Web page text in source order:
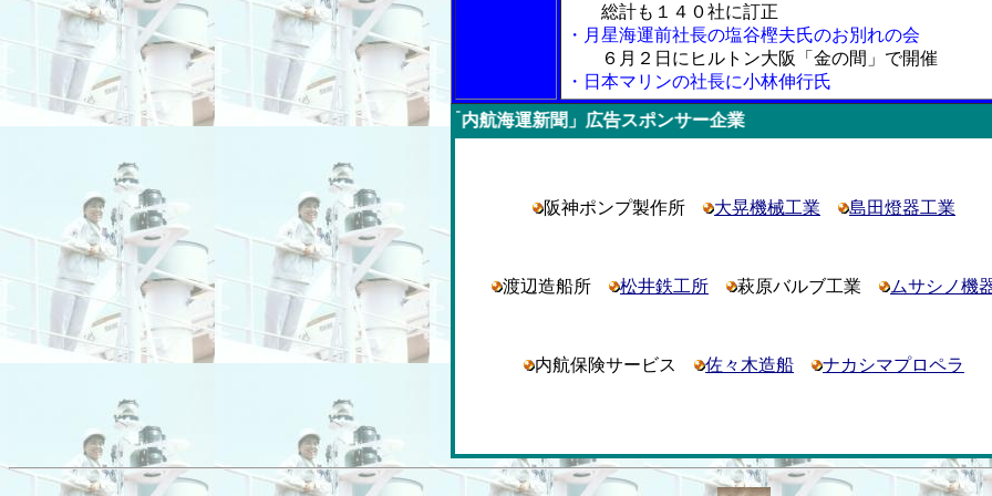
総計も１４０社に訂正
・月星海運前社長の塩谷樫夫氏のお別れの会
６月２日にヒルトン大阪「金の間」で開催
・日本マリンの社長に小林伸行氏
今週の「内航海運新聞」広告スポンサー企業
阪神ポンプ製作所 大晃機械工業 島田燈器工業
渡辺造船所 松井鉄工所 萩原バルブ工業 ムサシノ機
内航保険サービス 佐々木造船 ナカシマプロペラ